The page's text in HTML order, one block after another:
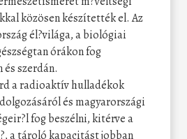
közösen készítették el. Az
él?világa, a biológiai
órákon fog
szerdán.
a radioaktív hulladékok
és magyarországi
fog beszélni, kitérve a
a tároló kapacitást jobban